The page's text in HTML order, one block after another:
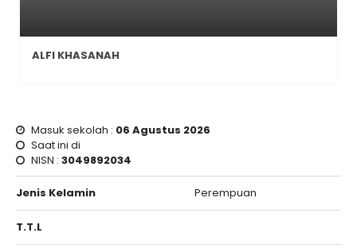
ALFI KHASANAH
Masuk sekolah : 06 Agustus 2026
Saat ini di
NISN : 3049892034
Jenis Kelamin Perempuan
T.T.L